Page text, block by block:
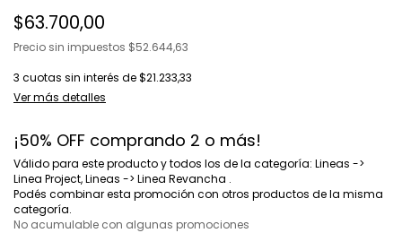
$63.700,00
Precio sin impuestos $52.644,63
3 cuotas sin interés de$21.233,33
Ver más detalles
¡50% OFF comprando 2 o más!
Válido para este producto y todos los de la categoría: Lineas ->
Linea Project, Lineas -> Linea Revancha .
Podés combinar esta promoción con otros productos de la misma
categoría.
No acumulable con algunas promociones